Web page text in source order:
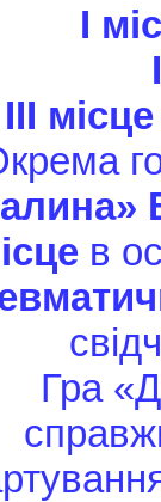
І
ІІІ
в
Гра